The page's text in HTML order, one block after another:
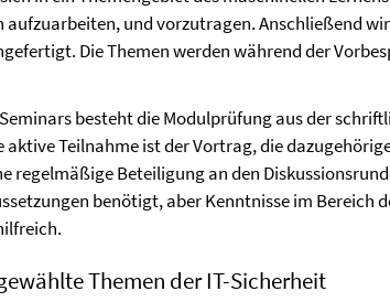
aufzuarbeiten, und vorzutragen. Anschließend
Die Themen werden während der
besteht die Modulprüfung aus der
aktive Teilnahme ist der Vortrag, die
regelmäßige Beteiligung an den
benötigt, aber Kenntnisse im Bereich
Themen der IT-Sicherheit